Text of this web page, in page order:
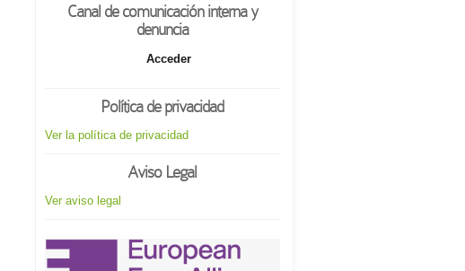
Canal de comunicación interna y
denuncia
Acceder
Política de privacidad
Ver la política de privacidad
Aviso Legal
Ver aviso legal